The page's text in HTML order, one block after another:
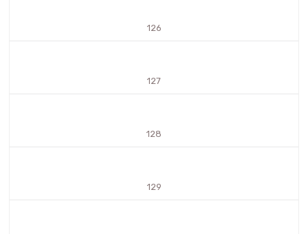
126
127
128
129